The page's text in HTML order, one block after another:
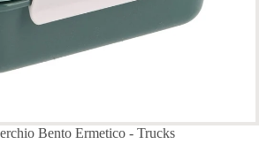
Bento Ermetico - Trucks